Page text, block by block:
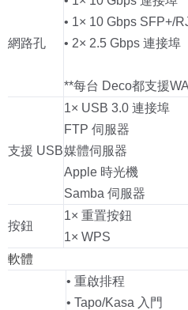
網路孔
• 1× 10 Gbps SFP+/
• 2× 2.5 Gbps 連接埠
**每台 Deco都支援
支援 USB
1× USB 3.0 連接埠
FTP 伺服器
媒體伺服器
Apple 時光機
Samba 伺服器
按鈕
1× 重置按鈕
1× WPS
軟體
• 重啟排程
• Tapo/Kasa 入門